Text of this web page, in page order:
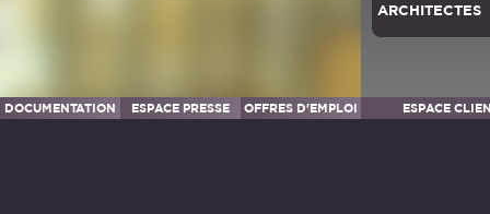
ARCHITECTES
DOCUMENTATION ESPACE PRESSE OFFRES D'EMPLOI ESPACE